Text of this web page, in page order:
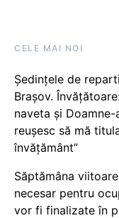
CELE MAI NOI
Ședințele de
Brașov.
naveta și
reușesc să mă
învățământ”
Săptămâna
necesar pentru
vor fi finalizate în